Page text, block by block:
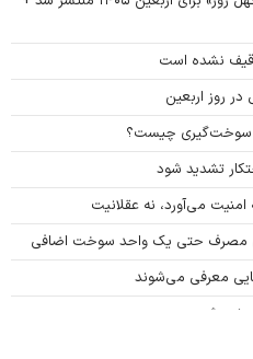
نشده است
و سوخت‌گیری چیست؟
تشدید شود
می‌آورد، نه عقلانیت
معرفی می‌شوند
نمی‌شود